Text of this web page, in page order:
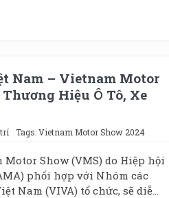
Nam – Vietnam Motor
Hiệu Ô Tô, Xe
Tags:Vietnam Motor Show 2024
Show (VMS) do Hiệp hội
phối hợp với Nhóm các
Nam (VIVA) tổ chức, sẽ diễ...